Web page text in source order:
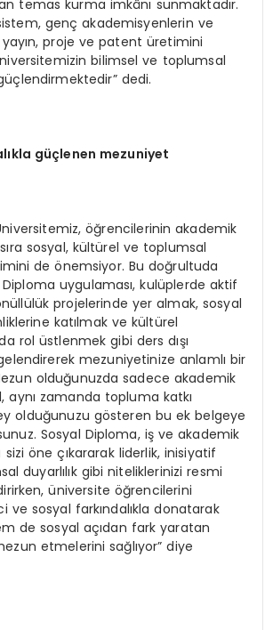
temas kurma imkânı sunmaktadır.
genç akademisyenlerin ve
yayın, proje ve patent üretimini
bilimsel ve toplumsal
dedi.
güçlenen mezuniyet
öğrencilerinin akademik
sosyal, kültürel ve toplumsal
de önemsiyor. Bu doğrultuda
uygulaması, kulüplerde aktif
projelerinde yer almak, sosyal
katılmak ve kültürel
rol üstlenmek gibi ders dışı
mezuniyetinize anlamlı bir
olduğunuzda sadece akademik
aynı zamanda topluma katkı
olduğunuzu gösteren bu ek belgeye
Sosyal Diploma, iş ve akademik
sizi öne çıkararak liderlik, inisiyatif
duyarlılık gibi niteliklerinizi resmi
üniversite öğrencilerini
ve sosyal farkındalıkla donatarak
de sosyal açıdan fark yaratan
etmelerini sağlıyor” diye